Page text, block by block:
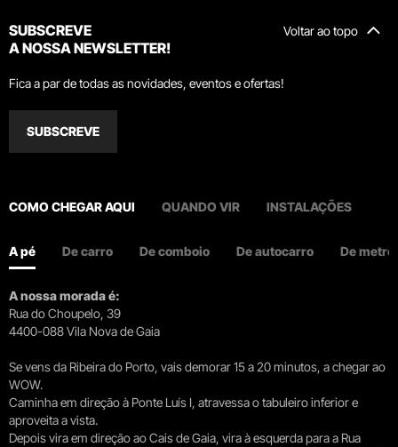
Voltar ao topo
SUBSCREVE
A NOSSA NEWSLETTER!
Fica a par de todas as novidades, eventos e ofertas!
SUBSCREVE
COMO CHEGAR AQUI QUANDO VIR INSTALAÇÕES
A pé De carro De comboio De autocarro De metro
A nossa morada é:
Rua do Choupelo, 39
4400-088 Vila Nova de Gaia
Se vens da Ribeira do Porto, vais demorar 15 a 20 minutos, a chegar ao
WOW.
Caminha em direção à Ponte Luís I, atravessa o tabuleiro inferior e
aproveita a vista.
Depois vira em direção ao Cais de Gaia, vira à esquerda para a Rua